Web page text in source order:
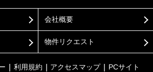
会社概要
物件リクエスト
利用規約 アクセスマップ PCサイト